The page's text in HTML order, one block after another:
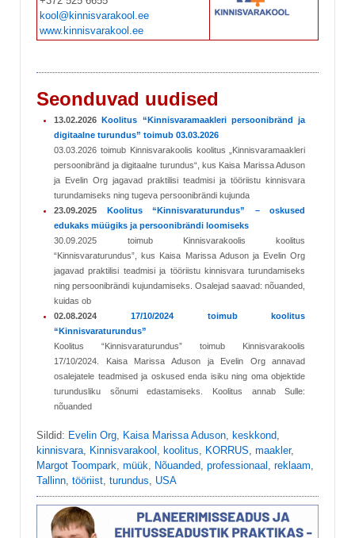
kool@kinnisvarakool.ee
www.kinnisvarakool.ee
Seonduvad uudised
13.02.2026
Koolitus “Kinnisvaramaakleri persoonibränd ja
digitaalne turundus” toimub 03.03.2026
03.03.2026 toimub Kinnisvarakoolis koolitus „Kinnisvaramaakleri
persoonibränd ja digitaalne turundus“, kus Kaisa Marissa Aduson
ja Evelin Org jagavad praktilisi teadmisi ja tööriistu kinnisvara
turundamiseks ning tugeva persoonibrändi kujunda
23.09.2025
Koolitus “Kinnisvaraturundus” – oskused
edukaks müügiks ja persoonibrändi loomiseks
30.09.2025 toimub Kinnisvarakoolis koolitus
“Kinnisvaraturundus”, kus Kaisa Marissa Aduson ja Evelin Org
jagavad praktilisi teadmisi ja tööriistu kinnisvara turundamiseks
ning persoonibrändi kujundamiseks. Osalejad saavad: nõuanded,
kuidas ob
02.08.2024 17/10/2024 toimub koolitus
“Kinnisvaraturundus”
Koolitus “Kinnisvaraturundus” toimub Kinnisvarakoolis
17/10/2024. Kaisa Marissa Aduson ja Evelin Org annavad
osalejatele teadmised ja oskused enda isiku ning oma objektide
turundusliku sõnumi edastamiseks. Koolitus annab Sulle:
nõuanded
Sildid: Evelin Org Kaisa Marissa Aduson keskkond
kinnisvara
Kinnisvarakool koolitus KORRUS maakler,
Margot Toompark müük Nõuanded professionaal reklaam
Tallinn tööriist turundus USA